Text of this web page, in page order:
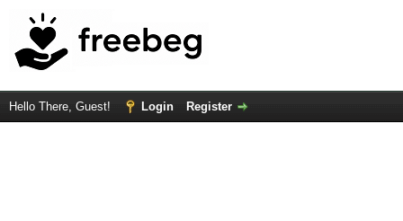
Hello There, Guest! Login Register